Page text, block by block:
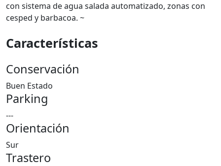
con sistema de agua salada automatizado, zonas con
cesped y barbacoa. ~
Características
Conservación
Buen Estado
Parking
---
Orientación
Sur
Trastero